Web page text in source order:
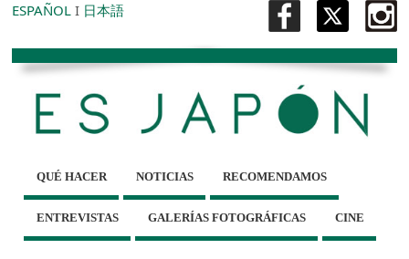
ESPAÑOL I 日本語
QUÉ HACER NOTICIAS RECOMENDAMOS
ENTREVISTAS GALERÍAS FOTOGRÁFICAS CINE